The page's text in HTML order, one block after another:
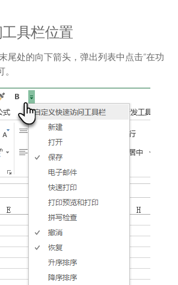
具栏位置
尾处的向下箭头，弹出列表中点击“在功